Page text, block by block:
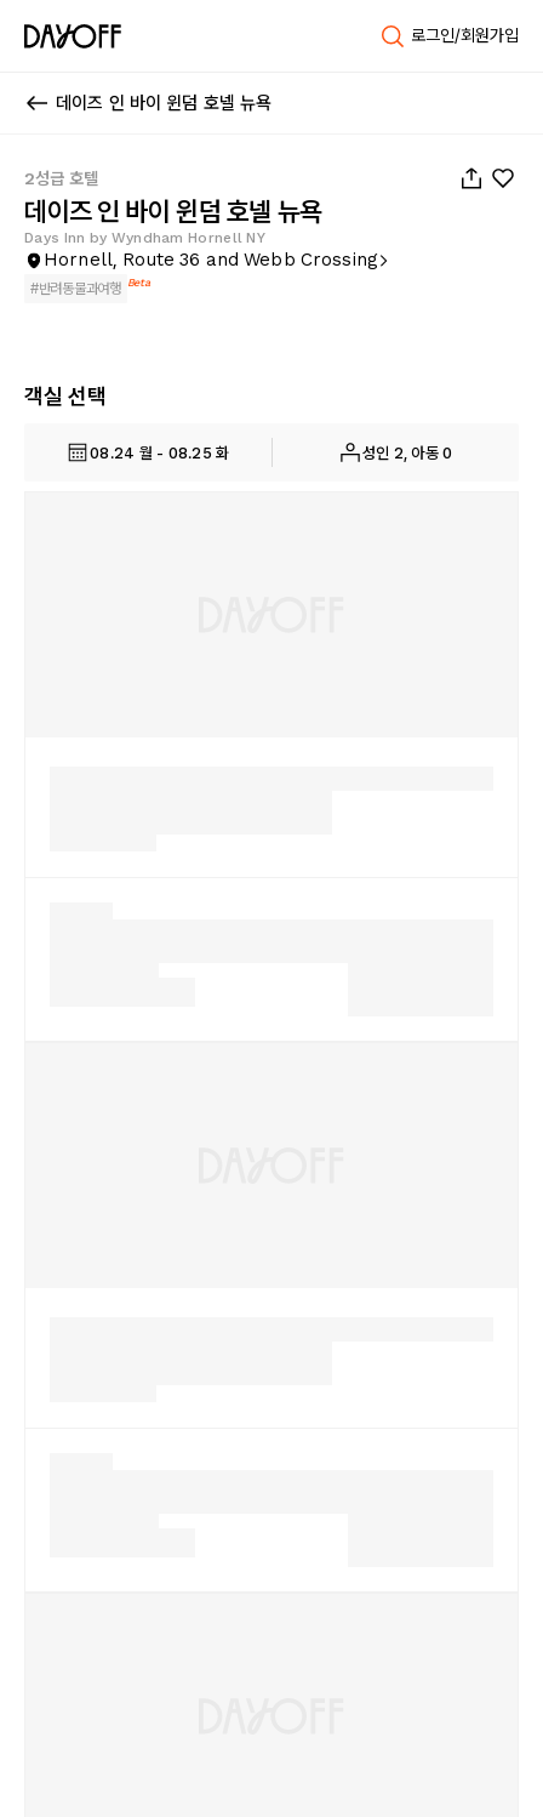
로그인/회원가입
데이즈 인 바이 윈덤 호넬 뉴욕
2성급 호텔
데이즈 인 바이 윈덤 호넬 뉴욕
Days Inn by Wyndham Hornell NY
Hornell, Route 36 and Webb Crossing
#반려동물과여행 Beta
객실 선택
08.24 월 - 08.25 화 성인 2, 아동 0